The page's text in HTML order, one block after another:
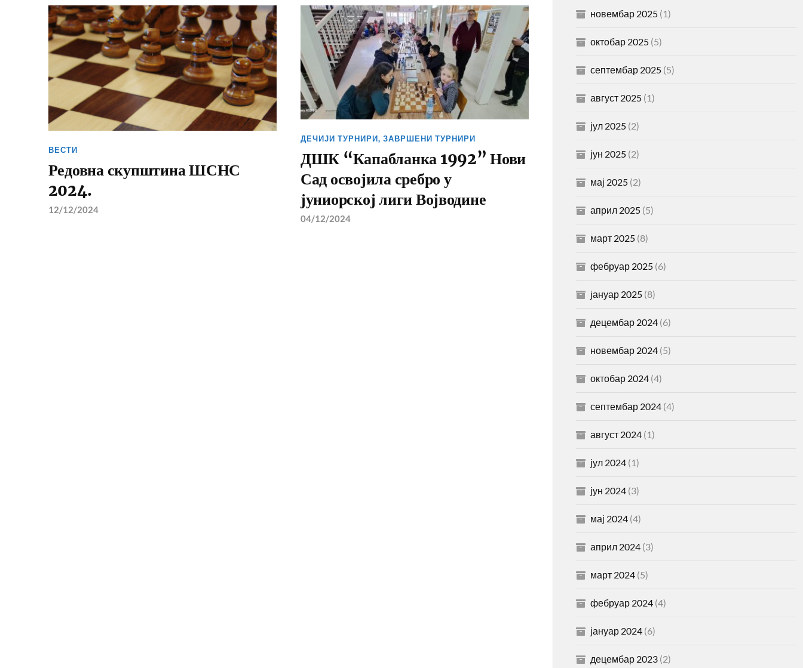
ВЕСТИ
Редовна скупштина ШСНС
2024.
12/12/2024
ДЕЧИЈИ ТУРНИРИ, ЗАВРШЕНИ ТУРНИРИ
ДШК “Капабланка 1992” Нови
Сад освојила сребро у
јуниорској лиги Војводине
04/12/2024
новембар 2025(1)
октобар 2025(5)
септембар 2025(5)
август 2025(1)
јул 2025(2)
јун 2025(2)
мај 2025(2)
април 2025(5)
март 2025(8)
фебруар 2025(6)
јануар 2025(8)
децембар 2024(6)
новембар 2024(5)
октобар 2024(4)
септембар 2024(4)
август 2024(1)
јул 2024(1)
јун 2024(3)
мај 2024(4)
април 2024(3)
март 2024(5)
фебруар 2024(4)
јануар 2024(6)
децембар 2023(2)